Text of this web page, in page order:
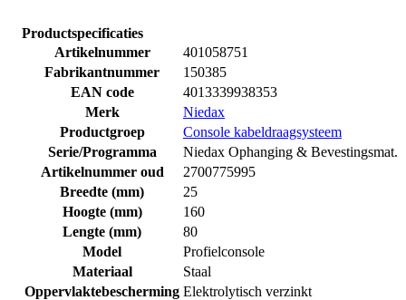
Productspecificaties
Artikelnummer
401058751
Fabrikantnummer
150385
EAN code
4013339938353
Merk
Niedax
Productgroep
Console kabeldraagsysteem
Serie/Programma
Niedax Ophanging & Bevestingsmat.
Artikelnummer oud
2700775995
Breedte (mm)
25
Hoogte (mm)
160
Lengte (mm)
80
Model
Profielconsole
Materiaal
Staal
Oppervlaktebescherming Elektrolytisch verzinkt